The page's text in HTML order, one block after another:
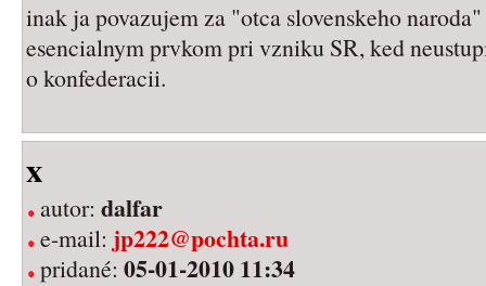
inak ja povazujem za "otca slovenskeho
esencialnym prvkom pri vzniku SR, ked
o konfederacii.
x
autor: dalfar
e-mail: jp222@pochta.ru
pridané: 05-01-2010 11:34